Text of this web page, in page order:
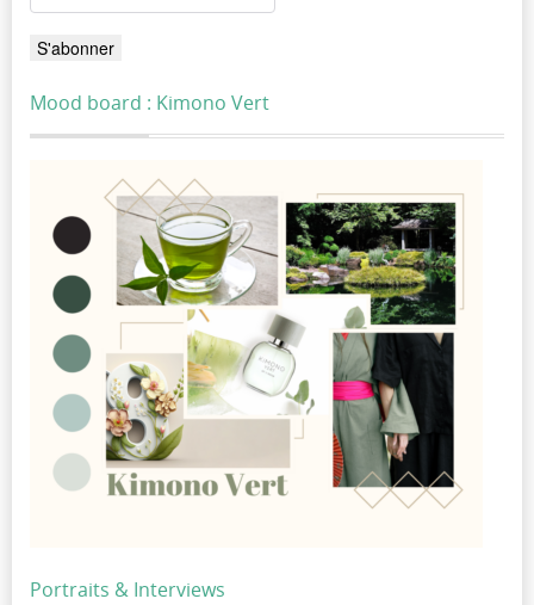
Mood board : Kimono Vert
Portraits & Interviews